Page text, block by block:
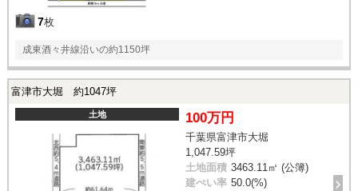
7枚
成東酒々井線沿いの約1150坪
富津市大堀 約1047坪
土地 100万円
千葉県富津市大堀
1,047.59坪
土地面積 3463.11㎡ (公簿)
建ぺい率 50.0(%)